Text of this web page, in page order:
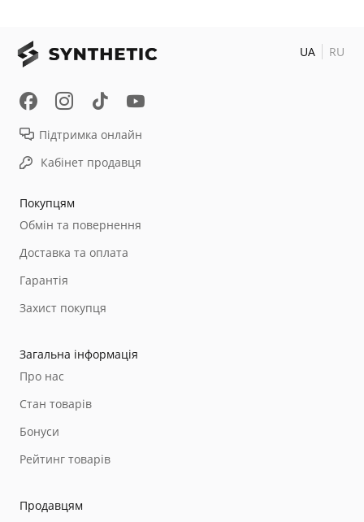
Покупцям
Обмін та повернення
Доставка та оплата
Гарантія
Захист покупця
Загальна інформація
Про нас
Стан товарів
Бонуси
Рейтинг товарів
Продавцям
Підтримка онлайн
Кабінет продавця
UA RU